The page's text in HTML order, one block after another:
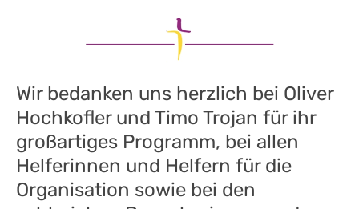
Wir bedanken uns herzlich bei Oliver
Hochkofler und Timo Trojan für ihr
großartiges Programm, bei allen
Helferinnen und Helfern für die
Organisation sowie bei den